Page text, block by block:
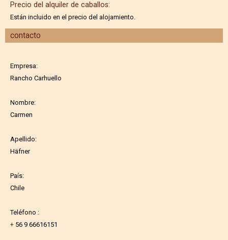
Precio del alquiler de caballos:
Están incluido en el precio del alojamiento.
contacto
Empresa:
Rancho Carhuello
Nombre:
Carmen
Apellido:
Häfner
País:
Chile
Teléfono :
+ 56 9 66616151